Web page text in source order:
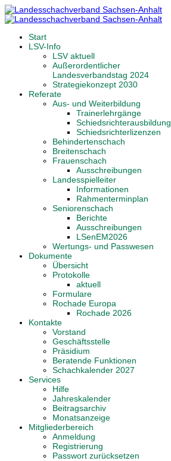
Start
LSV-Info
LSV aktuell
Außerordentlicher
Landesverbandstag 2024
Strategiekonzept 2030
Referate
Aus- und Weiterbildung
Trainerlehrgänge
Schiedsrichterausbildung
Schiedsrichterlizenzen
Behindertenschach
Breitenschach
Frauenschach
Ausschreibungen
Landesspielleiter
Informationen
Rahmenterminplan
Seniorenschach
Berichte
Ausschreibungen
LSenEM2026
Wertungs- und Passwesen
Dokumente
Übersicht
Protokolle
aktuell
Formulare
Rochade Europa
Rochade 2026
Kontakte
Vorstand
Geschäftsstelle
Präsidium
Beratende Funktionen
Schachkalender 2027
Services
Hilfe
Jahreskalender
Beitragsarchiv
Monatsanzeige
Mitgliederbereich
Anmeldung
Registrierung
Passwort zurücksetzen